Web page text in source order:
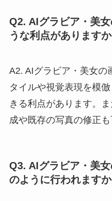
Q2. AIグラビア・美
うな利点がありますか
A2. AIグラビア・美女の
タイルや視覚表現を模
きる利点があります。
成や既存の写真の修正も
Q3. AIグラビア・美
のように行われますか